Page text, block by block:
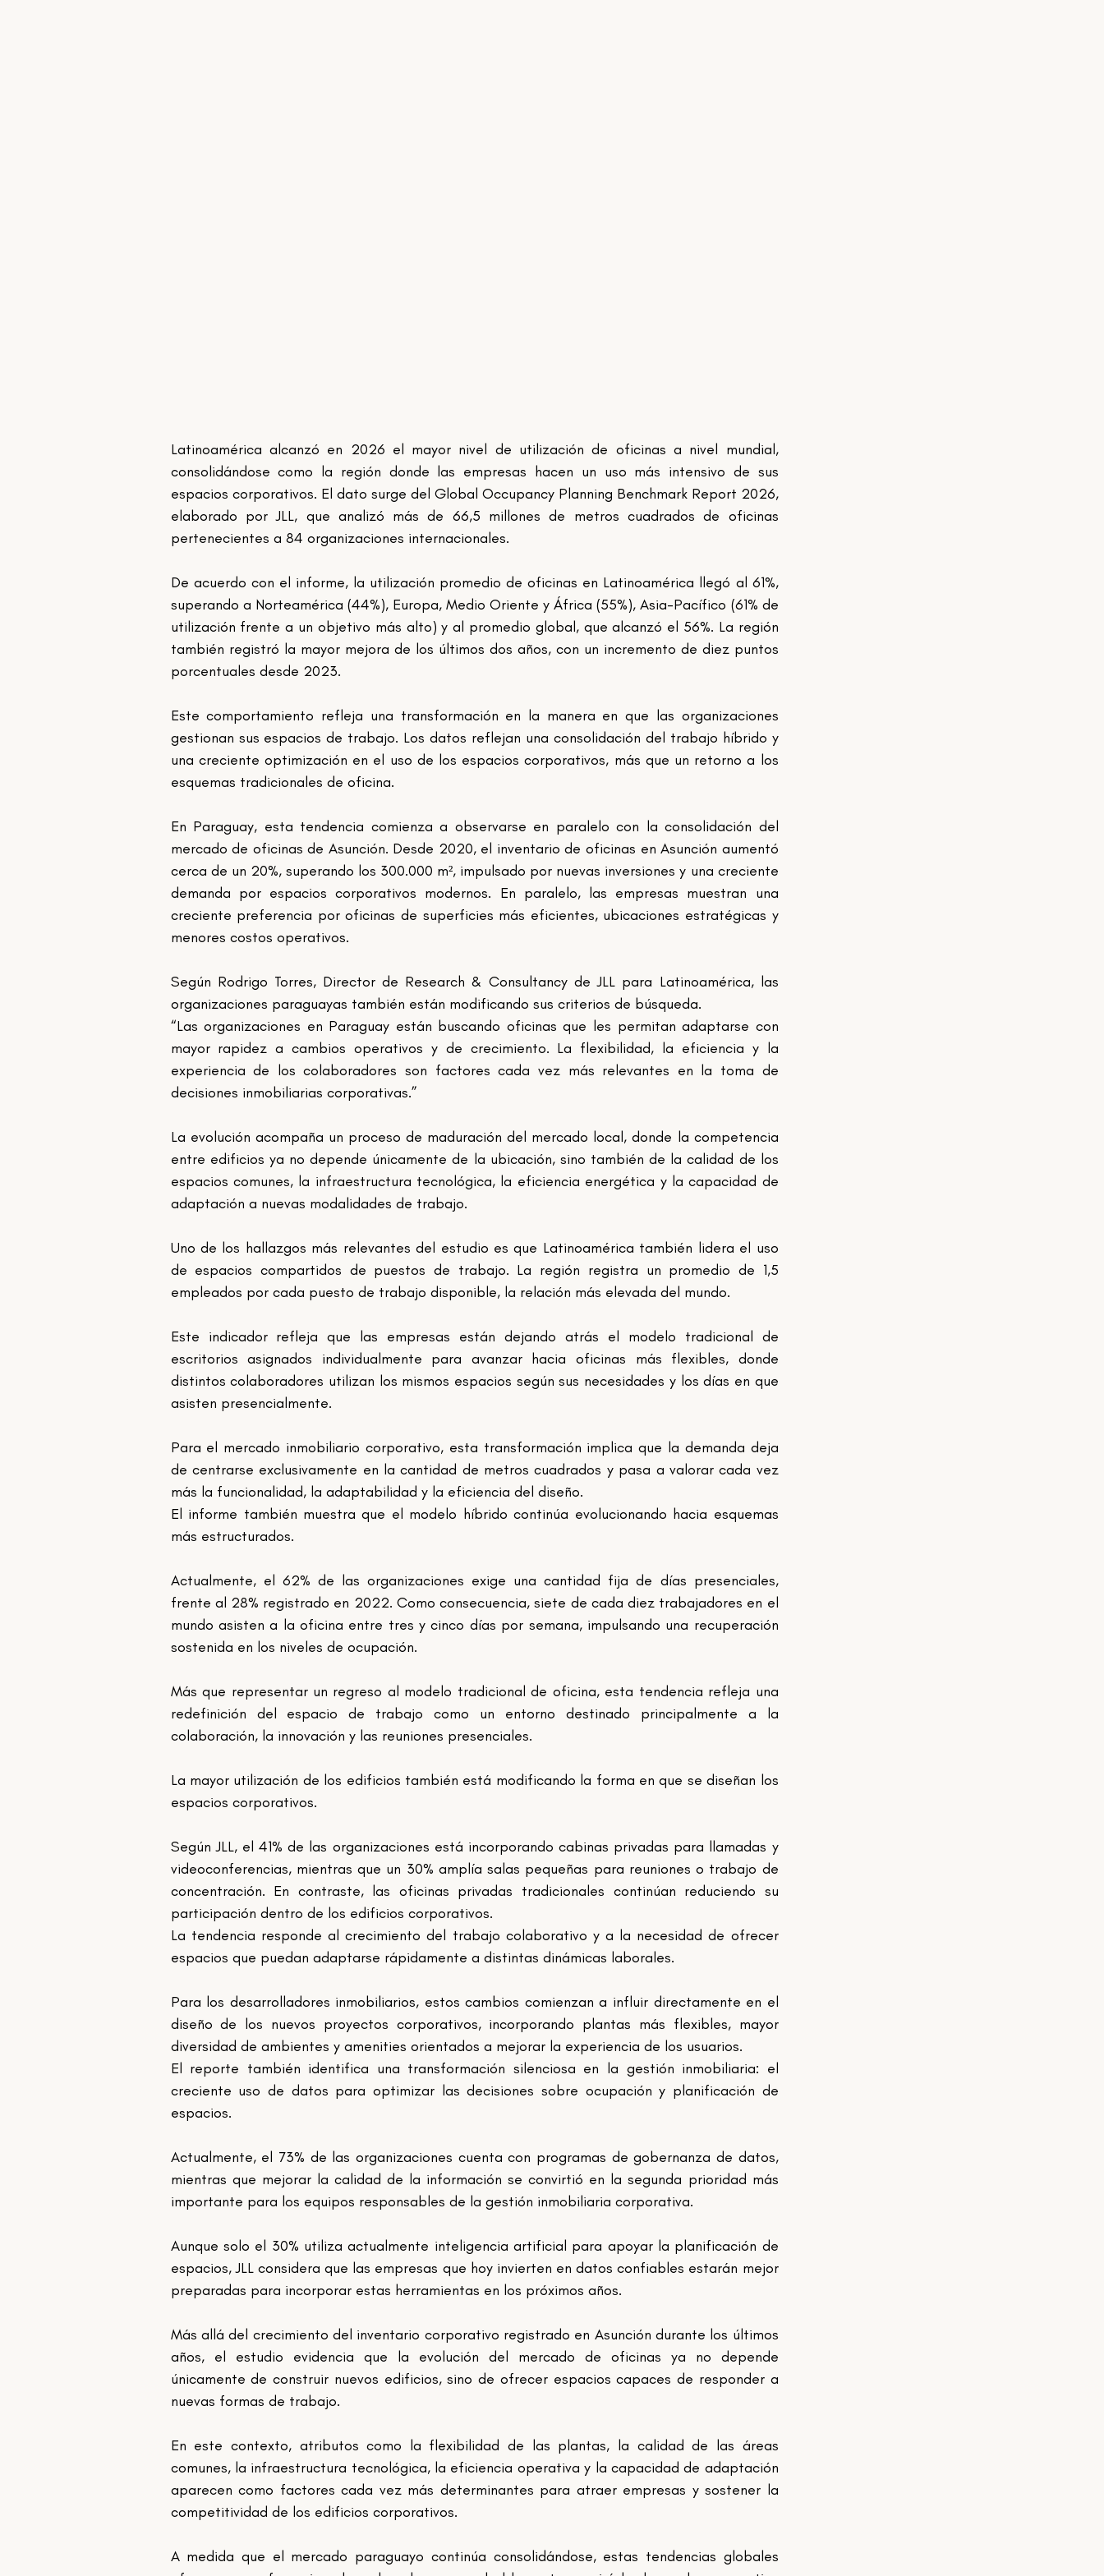
Latinoamérica alcanzó en 2026 el mayor nivel de utilización de oficinas a nivel mundial,
consolidándose como la región donde las empresas hacen un uso más intensivo de sus
espacios corporativos. El dato surge del Global Occupancy Planning Benchmark Report 2026,
elaborado por JLL, que analizó más de 66,5 millones de metros cuadrados de oficinas
pertenecientes a 84 organizaciones internacionales.
De acuerdo con el informe, la utilización promedio de oficinas en Latinoamérica llegó al 61%,
superando a Norteamérica (44%), Europa, Medio Oriente y África (55%), Asia-Pacífico (61% de
utilización frente a un objetivo más alto) y al promedio global, que alcanzó el 56%. La región
también registró la mayor mejora de los últimos dos años, con un incremento de diez puntos
porcentuales desde 2023.
Este comportamiento refleja una transformación en la manera en que las organizaciones
gestionan sus espacios de trabajo. Los datos reflejan una consolidación del trabajo híbrido y
una creciente optimización en el uso de los espacios corporativos, más que un retorno a los
esquemas tradicionales de oficina.
En Paraguay, esta tendencia comienza a observarse en paralelo con la consolidación del
mercado de oficinas de Asunción. Desde 2020, el inventario de oficinas en Asunción aumentó
cerca de un 20%, superando los 300.000 m², impulsado por nuevas inversiones y una creciente
demanda por espacios corporativos modernos. En paralelo, las empresas muestran una
creciente preferencia por oficinas de superficies más eficientes, ubicaciones estratégicas y
menores costos operativos.
Según Rodrigo Torres, Director de Research & Consultancy de JLL para Latinoamérica, las
organizaciones paraguayas también están modificando sus criterios de búsqueda.
“Las organizaciones en Paraguay están buscando oficinas que les permitan adaptarse con
mayor rapidez a cambios operativos y de crecimiento. La flexibilidad, la eficiencia y la
experiencia de los colaboradores son factores cada vez más relevantes en la toma de
decisiones inmobiliarias corporativas.”
La evolución acompaña un proceso de maduración del mercado local, donde la competencia
entre edificios ya no depende únicamente de la ubicación, sino también de la calidad de los
espacios comunes, la infraestructura tecnológica, la eficiencia energética y la capacidad de
adaptación a nuevas modalidades de trabajo.
Uno de los hallazgos más relevantes del estudio es que Latinoamérica también lidera el uso
de espacios compartidos de puestos de trabajo. La región registra un promedio de 1,5
empleados por cada puesto de trabajo disponible, la relación más elevada del mundo.
Este indicador refleja que las empresas están dejando atrás el modelo tradicional de
escritorios asignados individualmente para avanzar hacia oficinas más flexibles, donde
distintos colaboradores utilizan los mismos espacios según sus necesidades y los días en que
asisten presencialmente.
Para el mercado inmobiliario corporativo, esta transformación implica que la demanda deja
de centrarse exclusivamente en la cantidad de metros cuadrados y pasa a valorar cada vez
más la funcionalidad, la adaptabilidad y la eficiencia del diseño.
El informe también muestra que el modelo híbrido continúa evolucionando hacia esquemas
más estructurados.
Actualmente, el 62% de las organizaciones exige una cantidad fija de días presenciales,
frente al 28% registrado en 2022. Como consecuencia, siete de cada diez trabajadores en el
mundo asisten a la oficina entre tres y cinco días por semana, impulsando una recuperación
sostenida en los niveles de ocupación.
Más que representar un regreso al modelo tradicional de oficina, esta tendencia refleja una
redefinición del espacio de trabajo como un entorno destinado principalmente a la
colaboración, la innovación y las reuniones presenciales.
La mayor utilización de los edificios también está modificando la forma en que se diseñan los
espacios corporativos.
Según JLL, el 41% de las organizaciones está incorporando cabinas privadas para llamadas y
videoconferencias, mientras que un 30% amplía salas pequeñas para reuniones o trabajo de
concentración. En contraste, las oficinas privadas tradicionales continúan reduciendo su
participación dentro de los edificios corporativos.
La tendencia responde al crecimiento del trabajo colaborativo y a la necesidad de ofrecer
espacios que puedan adaptarse rápidamente a distintas dinámicas laborales.
Para los desarrolladores inmobiliarios, estos cambios comienzan a influir directamente en el
diseño de los nuevos proyectos corporativos, incorporando plantas más flexibles, mayor
diversidad de ambientes y amenities orientados a mejorar la experiencia de los usuarios.
El reporte también identifica una transformación silenciosa en la gestión inmobiliaria: el
creciente uso de datos para optimizar las decisiones sobre ocupación y planificación de
espacios.
Actualmente, el 73% de las organizaciones cuenta con programas de gobernanza de datos,
mientras que mejorar la calidad de la información se convirtió en la segunda prioridad más
importante para los equipos responsables de la gestión inmobiliaria corporativa.
Aunque solo el 30% utiliza actualmente inteligencia artificial para apoyar la planificación de
espacios, JLL considera que las empresas que hoy invierten en datos confiables estarán mejor
preparadas para incorporar estas herramientas en los próximos años.
Más allá del crecimiento del inventario corporativo registrado en Asunción durante los últimos
años, el estudio evidencia que la evolución del mercado de oficinas ya no depende
únicamente de construir nuevos edificios, sino de ofrecer espacios capaces de responder a
nuevas formas de trabajo.
En este contexto, atributos como la flexibilidad de las plantas, la calidad de las áreas
comunes, la infraestructura tecnológica, la eficiencia operativa y la capacidad de adaptación
aparecen como factores cada vez más determinantes para atraer empresas y sostener la
competitividad de los edificios corporativos.
A medida que el mercado paraguayo continúa consolidándose, estas tendencias globales